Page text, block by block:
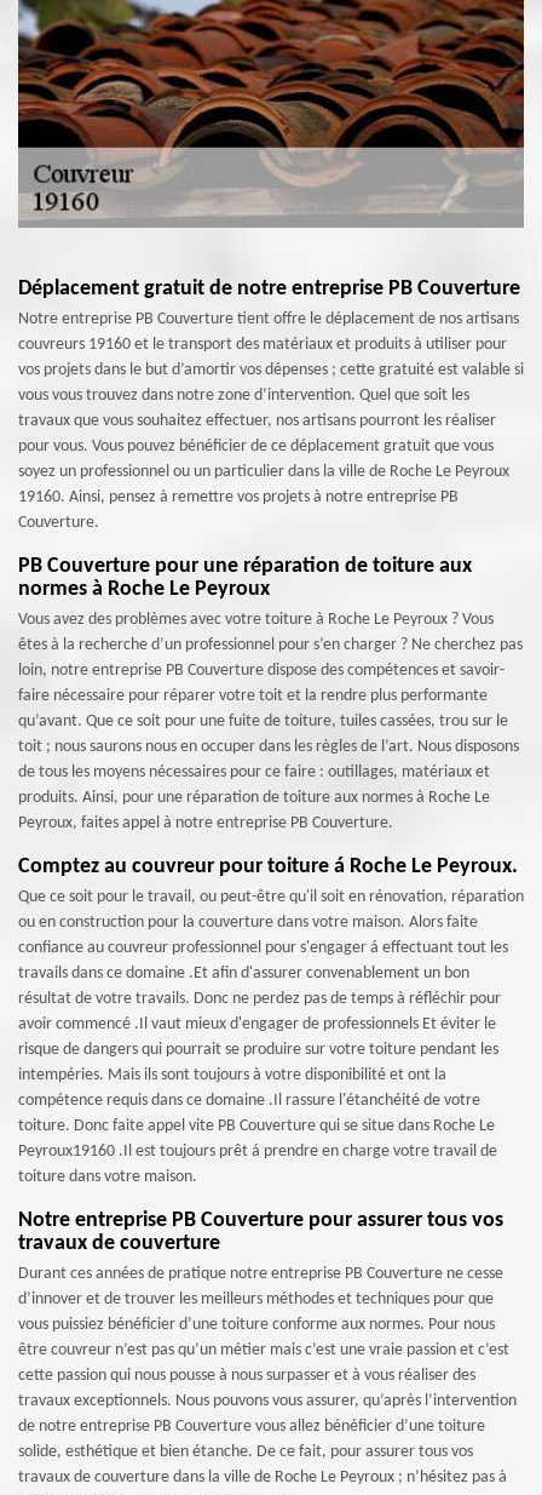
Déplacement gratuit de notre entreprise PB Couverture
Notre entreprise PB Couverture tient offre le déplacement de nos artisans
couvreurs 19160 et le transport des matériaux et produits à utiliser pour
vos projets dans le but d’amortir vos dépenses ; cette gratuité est valable si
vous vous trouvez dans notre zone d’intervention. Quel que soit les
travaux que vous souhaitez effectuer, nos artisans pourront les réaliser
pour vous. Vous pouvez bénéficier de ce déplacement gratuit que vous
soyez un professionnel ou un particulier dans la ville de Roche Le Peyroux
19160. Ainsi, pensez à remettre vos projets à notre entreprise PB
Couverture.
PB Couverture pour une réparation de toiture aux
normes à Roche Le Peyroux
Vous avez des problèmes avec votre toiture à Roche Le Peyroux ? Vous
êtes à la recherche d’un professionnel pour s’en charger ? Ne cherchez pas
loin, notre entreprise PB Couverture dispose des compétences et savoir-
faire nécessaire pour réparer votre toit et la rendre plus performante
qu’avant. Que ce soit pour une fuite de toiture, tuiles cassées, trou sur le
toit ; nous saurons nous en occuper dans les règles de l’art. Nous disposons
de tous les moyens nécessaires pour ce faire : outillages, matériaux et
produits. Ainsi, pour une réparation de toiture aux normes à Roche Le
Peyroux, faites appel à notre entreprise PB Couverture.
Comptez au couvreur pour toiture á Roche Le Peyroux.
Que ce soit pour le travail, ou peut-être qu'il soit en rénovation, réparation
ou en construction pour la couverture dans votre maison. Alors faite
confiance au couvreur professionnel pour s'engager á effectuant tout les
travails dans ce domaine .Et afin d'assurer convenablement un bon
résultat de votre travails. Donc ne perdez pas de temps à réfléchir pour
avoir commencé .Il vaut mieux d'engager de professionnels Et éviter le
risque de dangers qui pourrait se produire sur votre toiture pendant les
intempéries. Mais ils sont toujours à votre disponibilité et ont la
compétence requis dans ce domaine .Il rassure l'étanchéité de votre
toiture. Donc faite appel vite PB Couverture qui se situe dans Roche Le
Peyroux19160 .Il est toujours prêt á prendre en charge votre travail de
toiture dans votre maison.
Notre entreprise PB Couverture pour assurer tous vos
travaux de couverture
Durant ces années de pratique notre entreprise PB Couverture ne cesse
d’innover et de trouver les meilleurs méthodes et techniques pour que
vous puissiez bénéficier d’une toiture conforme aux normes. Pour nous
être couvreur n’est pas qu’un métier mais c’est une vraie passion et c’est
cette passion qui nous pousse à nous surpasser et à vous réaliser des
travaux exceptionnels. Nous pouvons vous assurer, qu’après l’intervention
de notre entreprise PB Couverture vous allez bénéficier d’une toiture
solide, esthétique et bien étanche. De ce fait, pour assurer tous vos
travaux de couverture dans la ville de Roche Le Peyroux ; n’hésitez pas à